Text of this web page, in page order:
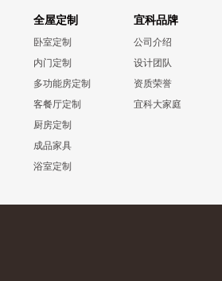
全屋定制
卧室定制
内门定制
多功能房定制
客餐厅定制
厨房定制
成品家具
浴室定制
宜科品牌
公司介绍
设计团队
资质荣誉
宜科大家庭